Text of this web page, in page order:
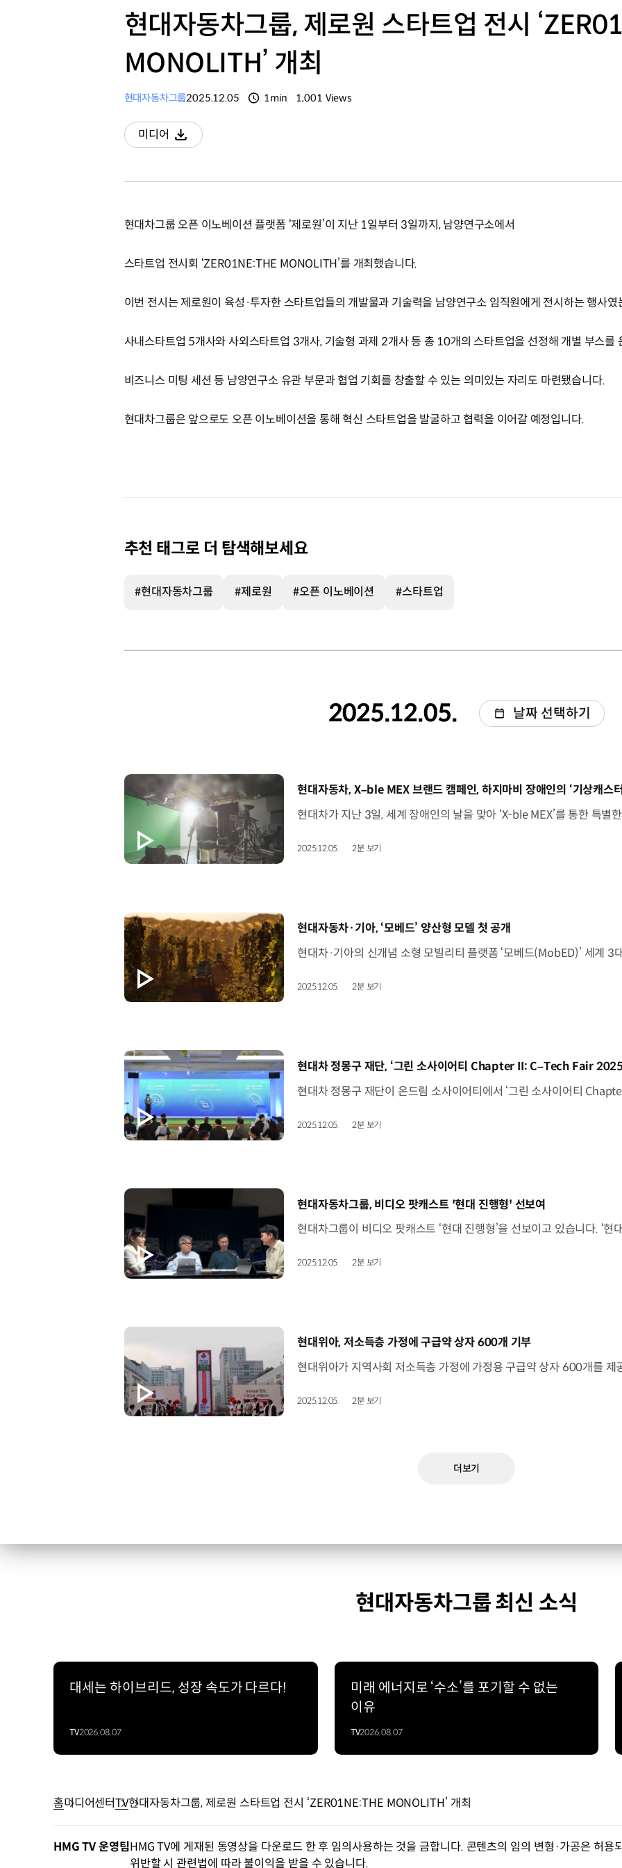
현대자동차그룹, 제로원 스타트업 전시
MONOLITH’ 개최
현대자동차그룹2025.12.05 1min 1,001 Views
미디어
다운로드
현대차그룹 오픈 이노베이션 플랫폼 ‘제로원’이 지난 1일부터 3일까지, 남양연구소에서
스타트업 전시회 ‘ZER01NE:THE MONOLITH’를 개최했습니다.
이번 전시는 제로원이 육성·투자한 스타트업들의 개발물과 기술력을 남양연구소 임직원에게 전시하는 행사였
사내스타트업 5개사와 사외스타트업 3개사, 기술형 과제 2개사 등 총 10개의 스타트업을 선정해 개별 부스를
비즈니스 미팅 세션 등 냠양연구소 유관 부문과 협업 기회를 창출할 수 있는 의미있는 자리도 마련됐습니다.
현대차그룹은 앞으로도 오픈 이노베이션을 통해 혁신 스타트업을 발굴하고 협력을 이어갈 예정입니다.
추천 태그로 더 탐색해보세요
#현대자동차그룹 #제로원 #오픈 이노베이션 #스타트업
2025.12.05. 날짜 선택하기
[동영상]
현대자동차, X–ble MEX 브랜드 캠페인, 하지마비 장애인의 ‘기상캐스
2025.12.05. 2분 보기
[동영상]
현대자동차·기아, ‘모베드’ 양산형 모델 첫 공개
2025.12.05. 2분 보기
[동영상]
현대차 정몽구 재단, ‘그린 소사이어티 Chapter II: C–Tech Fair
2025.12.05. 2분 보기
[동영상]
현대자동차그룹, 비디오 팟캐스트 '현대 진행형' 선보여
2025.12.05. 2분 보기
[동영상]
현대위아, 저소득층 가정에 구급약 상자 600개 기부
2025.12.05. 2분 보기
더보기
현대자동차그룹 최신 소식
대세는 하이브리드, 성장 속도가 다르다!
TV2026.08.07
미래 에너지로 ‘수소’를 포기할 수 없는
이유
TV2026.08.07
홈미디어센터TV현대자동차그룹, 제로원 스타트업 전시 ‘ZER01NE:THE MONOLITH’ 개최
HMG TV 운영팀HMG TV에 게재된 동영상을 다운로드 한 후 임의사용하는 것을 금합니다. 콘텐츠의 임의 변형·가공은 허
위반할 시 관련법에 따라 불이익을 받을 수 있습니다.